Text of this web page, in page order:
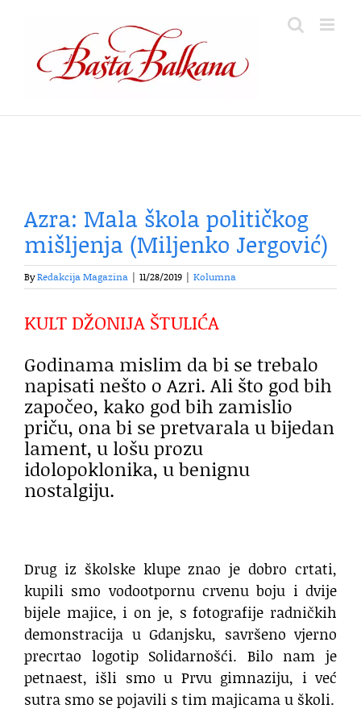
content
Azra: Mala škola političkog
mišljenja (Miljenko Jergović)
ByRedakcija Magazina 11/28/2019 Kolumna
KULT DŽONIJA ŠTULIĆA
Godinama mislim da bi se trebalo
napisati nešto o Azri. Ali što god bih
započeo, kako god bih zamislio
priču, ona bi se pretvarala u bijedan
lament, u lošu prozu
idolopoklonika, u benignu
nostalgiju.
Drug iz školske klupe znao je dobro crtati,
kupili smo vodootpornu crvenu boju i dvije
bijele majice, i on je, s fotografije radničkih
demonstracija u Gdanjsku, savršeno vjerno
precrtao logotip Solidarnošći. Bilo nam je
petnaest, išli smo u Prvu gimnaziju, i već
sutra smo se pojavili s tim majicama u školi.